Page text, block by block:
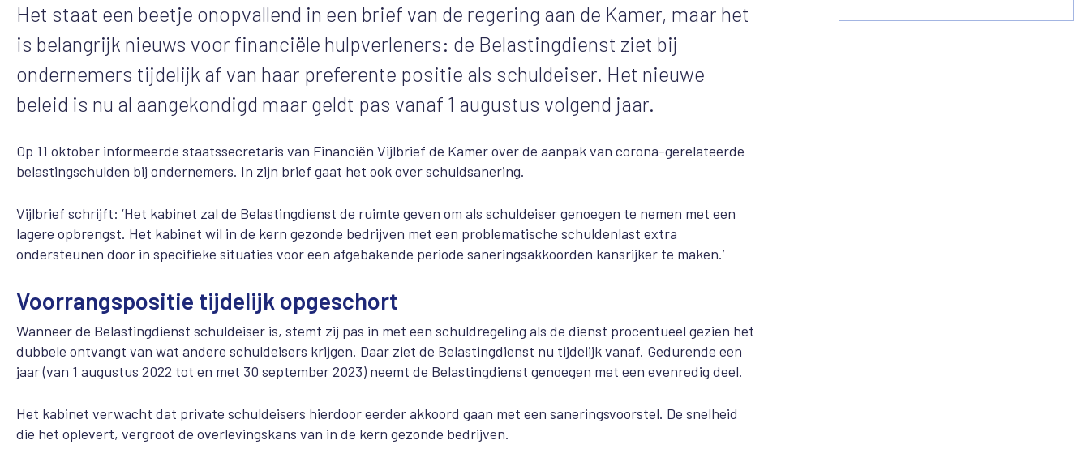
Het staat een beetje onopvallend in een brief van de regering aan de Kamer, maar het
is belangrijk nieuws voor financiële hulpverleners: de Belastingdienst ziet bij
ondernemers tijdelijk af van haar preferente positie als schuldeiser. Het nieuwe
beleid is nu al aangekondigd maar geldt pas vanaf 1 augustus volgend jaar.
Op 11 oktober informeerde staatssecretaris van Financiën Vijlbrief de Kamer over de aanpak van corona-gerelateerde
belastingschulden bij ondernemers. In zijn brief gaat het ook over schuldsanering.
Vijlbrief schrijft: ‘Het kabinet zal de Belastingdienst de ruimte geven om als schuldeiser genoegen te nemen met een
lagere opbrengst. Het kabinet wil in de kern gezonde bedrijven met een problematische schuldenlast extra
ondersteunen door in specifieke situaties voor een afgebakende periode saneringsakkoorden kansrijker te maken.’
Voorrangspositie tijdelijk opgeschort
Wanneer de Belastingdienst schuldeiser is, stemt zij pas in met een schuldregeling als de dienst procentueel gezien het
dubbele ontvangt van wat andere schuldeisers krijgen. Daar ziet de Belastingdienst nu tijdelijk vanaf. Gedurende een
jaar (van 1 augustus 2022 tot en met 30 september 2023) neemt de Belastingdienst genoegen met een evenredig deel.
Het kabinet verwacht dat private schuldeisers hierdoor eerder akkoord gaan met een saneringsvoorstel. De snelheid
die het oplevert, vergroot de overlevingskans van in de kern gezonde bedrijven.